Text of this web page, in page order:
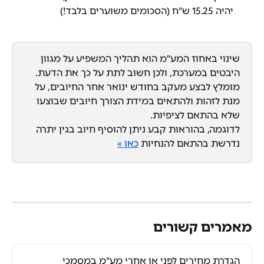
יהיה 15.25 ש"ח (הסכומים משוערים בלבד!)
שינוי באחוז המע"מ הוא תהליך המשפיע על מגוון
היבטים במערכת, ולכן חשוב לתת על כך את הדעת.
מומלץ לבצע מעקב בחודש ינואר אחר החיובים, על
מנת לזהות ולהתאים במידת הצורך חיובים שבוצעו
שלא בהתאם לציפיות.
לדוגמה, בהוראות קבע ניתן להוסיף חיוב בגין יתרה
נדרשת בהתאם להנחיות כאן »
מאמרים קשורים
הגדרת מחירים לפני או אחרי מע"מ במסמכי